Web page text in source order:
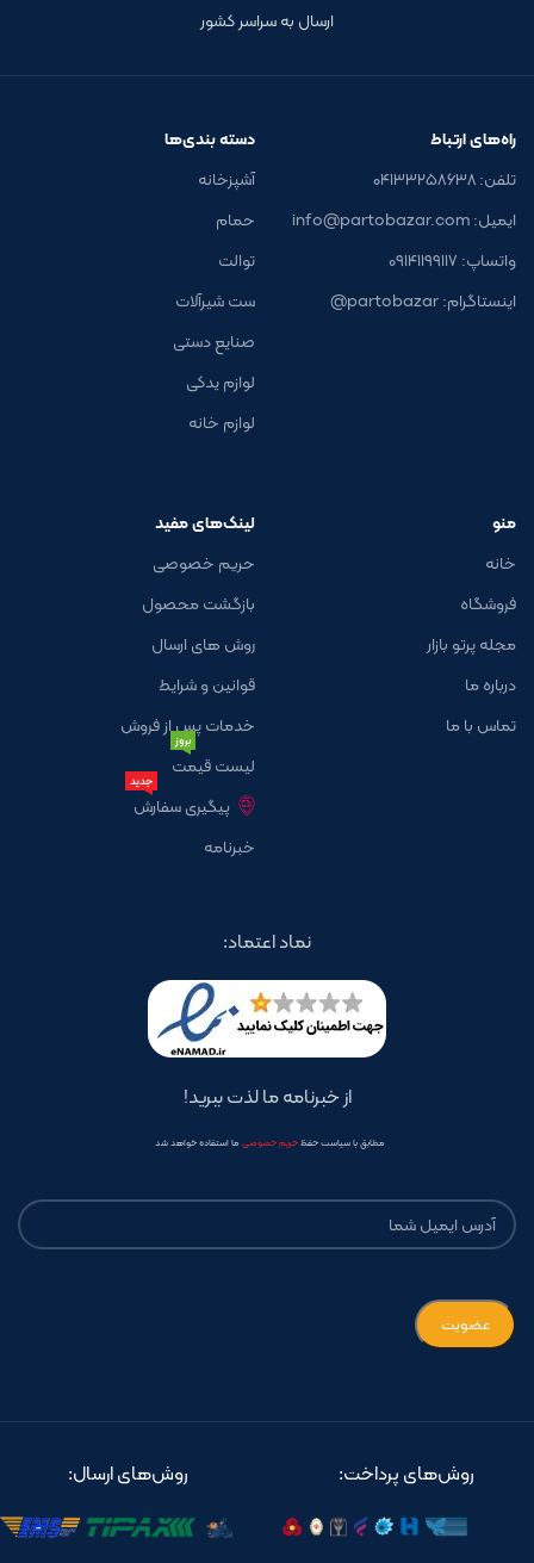
ارسال به سراسر کشور
راه‌های ارتباط
تلفن: ۰۴۱۳۳۲۵۸۶۳۸
ایمیل: info@partobazar.com
واتساپ: ۰۹۱۴۱۱۹۹۱۱۷
اینستاگرام: partobazar@
دسته بندی‌ها
آشپزخانه
حمام
توالت
ست شیرآلات
صنایع دستی
لوازم یدکی
لوازم خانه
منو
خانه
فروشگاه
مجله پرتو بازار
درباره ما
تماس با ما
لینک‌های مفید
حریم خصوصی
بازگشت محصول
روش های ارسال
قوانین و شرایط
خدمات پس از فروش
لیست قیمت
بروز
پیگیری سفارش
جدید
خبرنامه
نماد اعتماد:
از خبرنامه ما لذت ببرید!
مطابق با سیاست حفظحریم خصوصی ما استفاده خواهد شد
روش‌های پرداخت: روش‌های ارسال: